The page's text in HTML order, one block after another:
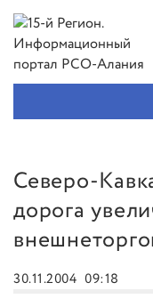
Северо-
дорога
30.11.2004 09:18